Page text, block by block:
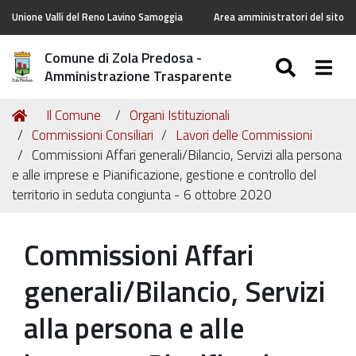
Unione Valli del Reno Lavino Samoggia Area amministratori del sito
Comune di Zola Predosa -
Amministrazione Trasparente
Tu
sei
qui:
Home
Il Comune
Organi Istituzionali
Commissioni Consiliari
Lavori delle Commissioni
Commissioni Affari generali/Bilancio, Servizi alla persona
e alle imprese e Pianificazione, gestione e controllo del
territorio in seduta congiunta - 6 ottobre 2020
Commissioni Affari
generali/Bilancio, Servizi
alla persona e alle